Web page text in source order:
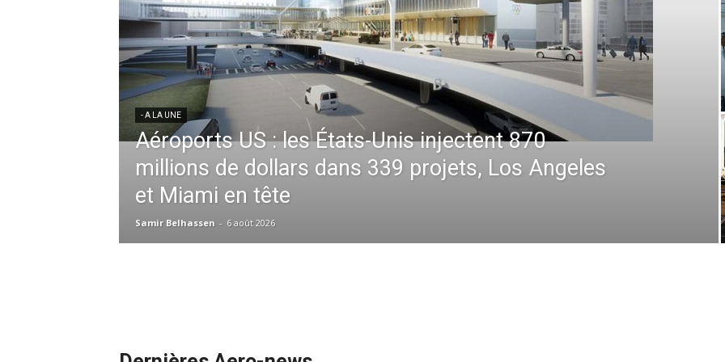
- A LA UNE
Météo aéronautique 2026 : De la prévision à
l’anticipation absolue, comment la technologie
redéfinit les opérations en plein ciel et au sol
Samir Belhassen - 24 juillet 2026